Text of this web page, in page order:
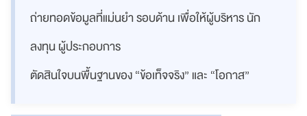
ถ่ายทอดข้อมูลที่แม่นยำ รอบด้าน เพื่อให้ผู้บริหาร นัก
ลงทุน ผู้ประกอบการ
ตัดสินใจบนพื้นฐานของ “ข้อเท็จจริง” และ “โอกาส”